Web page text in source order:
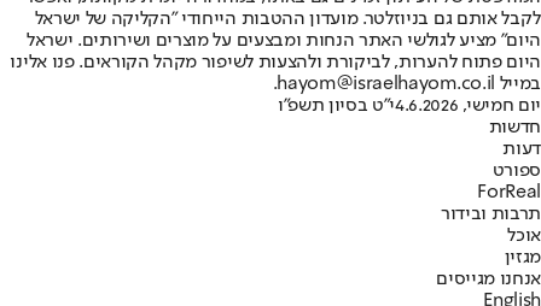
לקבל אותם גם בניוזלטר. מועדון ההטבות הייחודי "הקליקה של ישראל
היום" מציע לגולשי האתר הנחות ומבצעים על מוצרים ושירותים. ישראל
היום פתוח להערות, לביקורת ולהצעות לשיפור מקהל הקוראים. פנו אלינו
במייל hayom@israelhayom.co.il.
יום חמישי, 4.6.2026
י"ט בסיון תשפ"ו
חדשות
דעות
ספורט
ForReal
תרבות ובידור
אוכל
מגזין
אנחנו מגייסים
English